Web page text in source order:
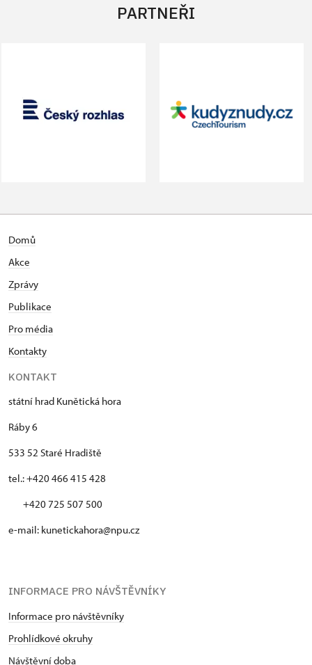
PARTNEŘI
Domů
Akce
Zprávy
Publikace
Pro média
Kontakty
KONTAKT
státní hrad Kunětická hora
Ráby 6
533 52 Staré Hradiště
tel.: +420 466 415 428
+420 725 507 500
e-mail: kunetickahora@npu.cz
INFORMACE PRO NÁVŠTĚVNÍKY
Informace pro návštěvníky
Prohlídkové okruhy
Návštěvní doba